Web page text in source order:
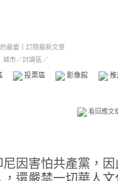
最愛
訂閱最新文章
城市／討論區／
投票區 影像館
看回應文
尼因害怕共產黨，
，還嚴禁一切華人